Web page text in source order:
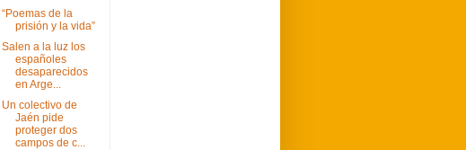
“Poemas de la
prisión y la vida”
Salen a la luz los
españoles
desaparecidos
en Arge...
Un colectivo de
Jaén pide
proteger dos
campos de c...